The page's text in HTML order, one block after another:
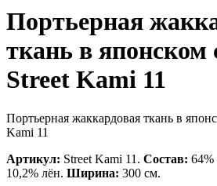
Портьерная
ткань в японском
Street Kami 11
Портьерная жаккардовая ткань в
Kami 11
Артикул: Street Kami 11. Состав: 64%
10,2% лён. Ширина: 300 см.